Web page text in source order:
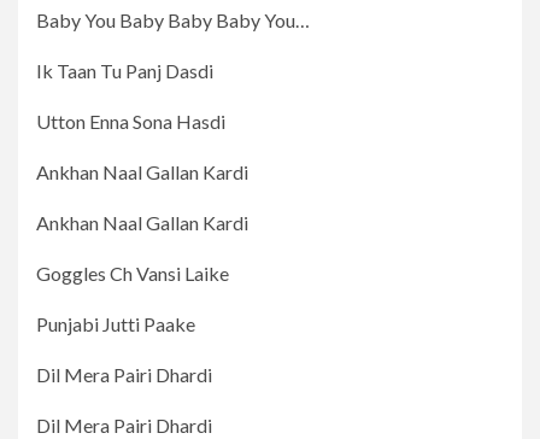
Baby You Baby Baby Baby You…
Ik Taan Tu Panj Dasdi
Utton Enna Sona Hasdi
Ankhan Naal Gallan Kardi
Ankhan Naal Gallan Kardi
Goggles Ch Vansi Laike
Punjabi Jutti Paake
Dil Mera Pairi Dhardi
Dil Mera Pairi Dhardi